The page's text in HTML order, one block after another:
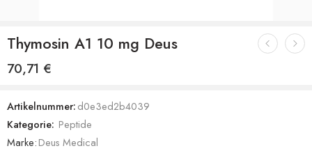
Thymosin A1 10 mg Deus
70,71 €
Artikelnummer:d0e3ed2b4039
Kategorie: Peptide
Marke:Deus Medical